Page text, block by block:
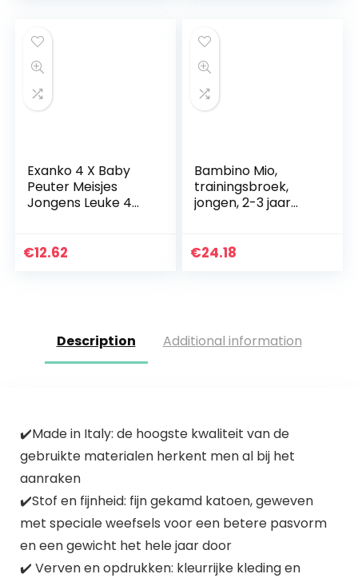
Exanko 4 X Baby
Peuter Meisjes
Jongens Leuke 4
Broek Herbruikbare
€12.62
Bambino Mio,
trainingsbroek,
jongen, 2-3 jaar
€24.18
Description Additional information
✔️Made in Italy: de hoogste kwaliteit van de
gebruikte materialen herkent men al bij het
aanraken
✔️Stof en fijnheid: fijn gekamd katoen, geweven
met speciale weefsels voor een betere pasvorm
en een gewicht het hele jaar door
✔️ Verven en opdrukken: kleurrijke kleding en